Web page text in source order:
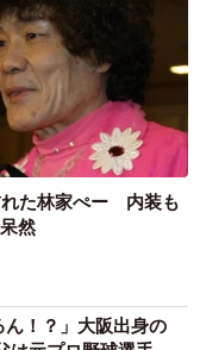
れた林家ぺー 内装も
然
ん！？」大阪出身の